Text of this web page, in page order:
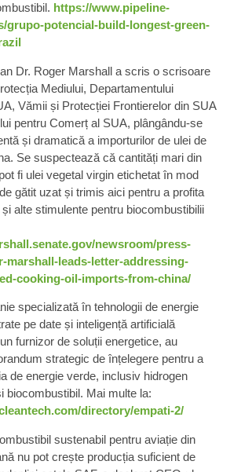
https://www.pipeline-
grupo-potencial-build-longest-green-
Dr. Roger Marshall a scris o scrisoare
Mediului, Departamentului
Vămii și Protecției Frontierelor din SUA
pentru Comerț al SUA, plângându-se
și dramatică a importurilor de ulei de
. Se suspectează că cantități mari din
fi ulei vegetal virgin etichetat în mod
gătit uzat și trimis aici pentru a profita
alte stimulente pentru biocombustibilii
newsroom/press-
marshall-leads-letter-addressing-
cooking-oil-imports-from-china/
specializată în tehnologii de energie
pe date și inteligență artificială
furnizor de soluții energetice, au
strategic de înțelegere pentru a
de energie verde, inclusiv hidrogen
biocombustibil. Mai multe la:
directory/empati-2/
sustenabil pentru aviație din
nu pot crește producția suficient de